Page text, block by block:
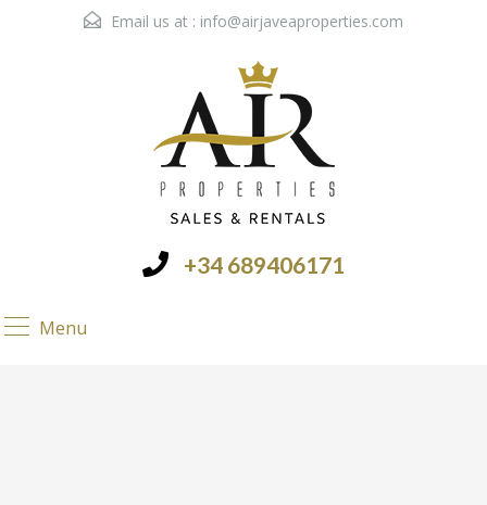
Email us at : info@airjaveaproperties.com
+34 689406171
Menu